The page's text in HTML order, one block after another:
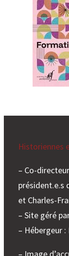
Historiennes
– Co-
président.e.s
et Charles-
– Site géré
– Hébergeur
– Image